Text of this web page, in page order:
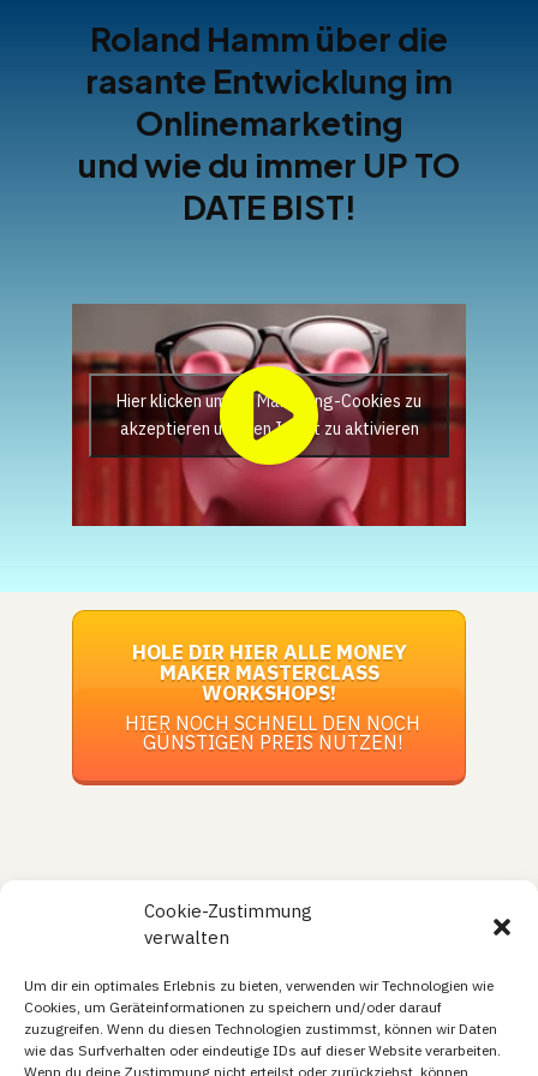
Cookie-Zustimmung
verwalten
Um dir ein optimales Erlebnis zu bieten, verwenden wir Technologien wie
Cookies, um Geräteinformationen zu speichern und/oder darauf
zuzugreifen. Wenn du diesen Technologien zustimmst, können wir Daten
wie das Surfverhalten oder eindeutige IDs auf dieser Website verarbeiten.
Wenn du deine Zustimmung nicht erteilst oder zurückziehst, können
Roland Hamm über die
rasante Entwicklung im
Onlinemarketing
und wie du immer UP TO
DATE BIST!
Hier klicken um die Marketing-Cookies zu
akzeptieren und den Inhalt zu aktivieren
HOLE DIR HIER ALLE MONEY
MAKER MASTERCLASS
WORKSHOPS!
HIER NOCH SCHNELL DEN NOCH
GÜNSTIGEN PREIS NUTZEN!
© WITE 2025